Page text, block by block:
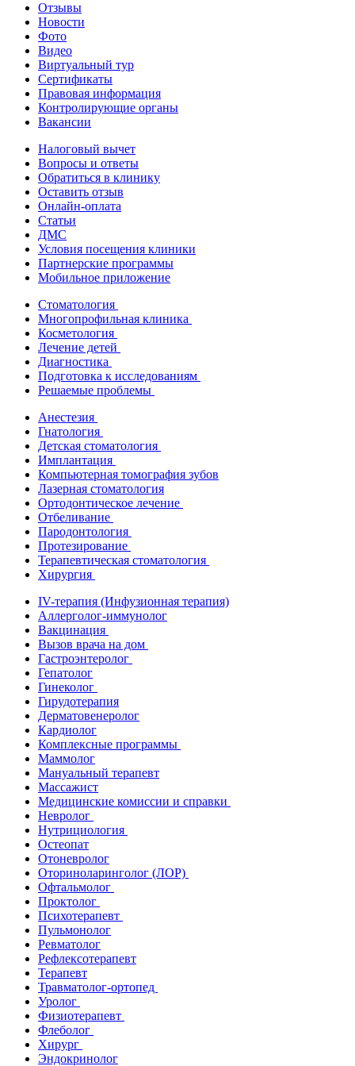
Отзывы
Новости
Фото
Видео
Виртуальный тур
Сертификаты
Правовая информация
Контролирующие органы
Вакансии
Налоговый вычет
Вопросы и ответы
Обратиться в клинику
Оставить отзыв
Онлайн-оплата
Статьи
ДМС
Условия посещения клиники
Партнерские программы
Мобильное приложение
Стоматология
Многопрофильная клиника
Косметология
Лечение детей
Диагностика
Подготовка к исследованиям
Решаемые проблемы
Анестезия
Гнатология
Детская стоматология
Имплантация
Компьютерная томография зубов
Лазерная стоматология
Ортодонтическое лечение
Отбеливание
Пародонтология
Протезирование
Терапевтическая стоматология
Хирургия
IV-терапия (Инфузионная терапия)
Аллерголог-иммунолог
Вакцинация
Вызов врача на дом
Гастроэнтеролог
Гепатолог
Гинеколог
Гирудотерапия
Дерматовенеролог
Кардиолог
Комплексные программы
Маммолог
Мануальный терапевт
Массажист
Медицинские комиссии и справки
Невролог
Нутрициология
Остеопат
Отоневролог
Оториноларинголог (ЛОР)
Офтальмолог
Проктолог
Психотерапевт
Пульмонолог
Ревматолог
Рефлексотерапевт
Терапевт
Травматолог-ортопед
Уролог
Физиотерапевт
Флеболог
Хирург
Эндокринолог